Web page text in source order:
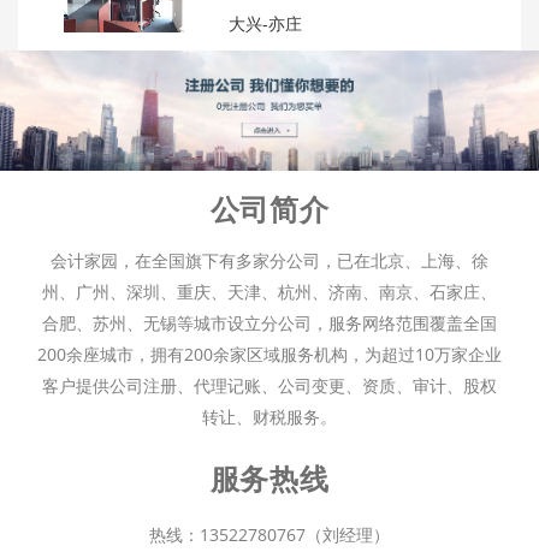
大兴-亦庄
公司简介
会计家园，在全国旗下有多家分公司，已在北京、上海、徐
州、广州、深圳、重庆、天津、杭州、济南、南京、石家庄、
合肥、苏州、无锡等城市设立分公司，服务网络范围覆盖全国
200余座城市，拥有200余家区域服务机构，为超过10万家企业
客户提供公司注册、代理记账、公司变更、资质、审计、股权
转让、财税服务。
服务热线
热线：13522780767（刘经理）